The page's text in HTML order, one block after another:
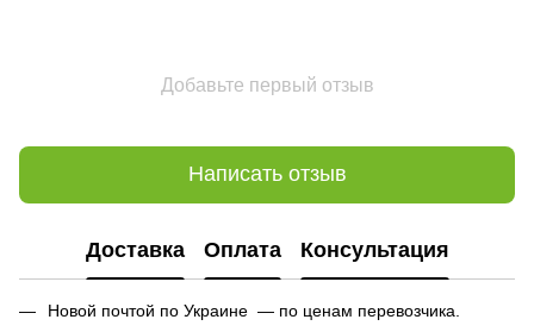
Добавьте первый отзыв
Написать отзыв
Доставка Оплата Консультация
Новой почтой по Украине — по ценам перевозчика.